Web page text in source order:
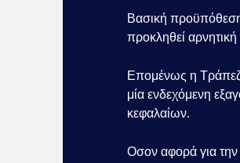
Βασική προϋπόθεση
προκληθεί
Επομένως η
μία ενδεχόμενη
κεφαλαίων.
Οσον αφορά για την